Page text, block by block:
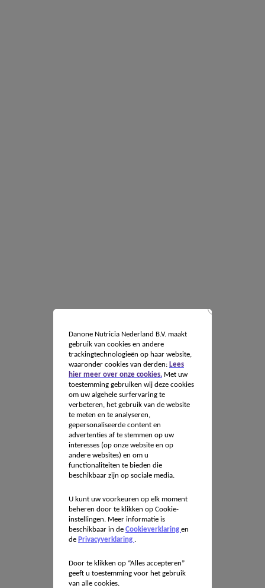
Danone Nutricia Nederland B.V. maakt
gebruik van cookies en andere
trackingtechnologieën op haar website,
waaronder cookies van derden: Lees
hier meer over onze cookies.Met uw
toestemming gebruiken wij deze cookies
om uw algehele surfervaring te
verbeteren, het gebruik van de website
te meten en te analyseren,
gepersonaliseerde content en
advertenties af te stemmen op uw
interesses (op onze website en op
andere websites) en om u
functionaliteiten te bieden die
beschikbaar zijn op sociale media.
U kunt uw voorkeuren op elk moment
beheren door te klikken op Cookie-
instellingen. Meer informatie is
beschikbaar in de Cookieverklaring en
de Privacyverklaring .
Door te klikken op “Alles accepteren”
geeft u toestemming voor het gebruik
van alle cookies.